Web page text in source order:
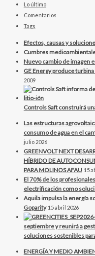
Lo último
Comentarios
Tags
Efectos, causas y
Cumbres
Nuevo cambio de imagen
GE Energy produce
2009
Controls Saft construirá
Las estructuras
consumo de agua en el
julio 2026
GREENVOLT NEXT
HÍBRIDO DE
PARA MOLINOS AFAU 15
El 70% de los
electrificación como
Aquila impulsa la energía
Goparity 15 abril 2026
septiembre y reunirá a
soluciones sostenibles
ENERGÍA Y MEDIO